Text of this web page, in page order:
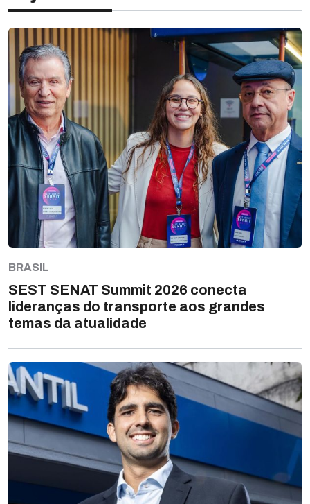
BRASIL
SEST SENAT Summit 2026 conecta
lideranças do transporte aos grandes
temas da atualidade